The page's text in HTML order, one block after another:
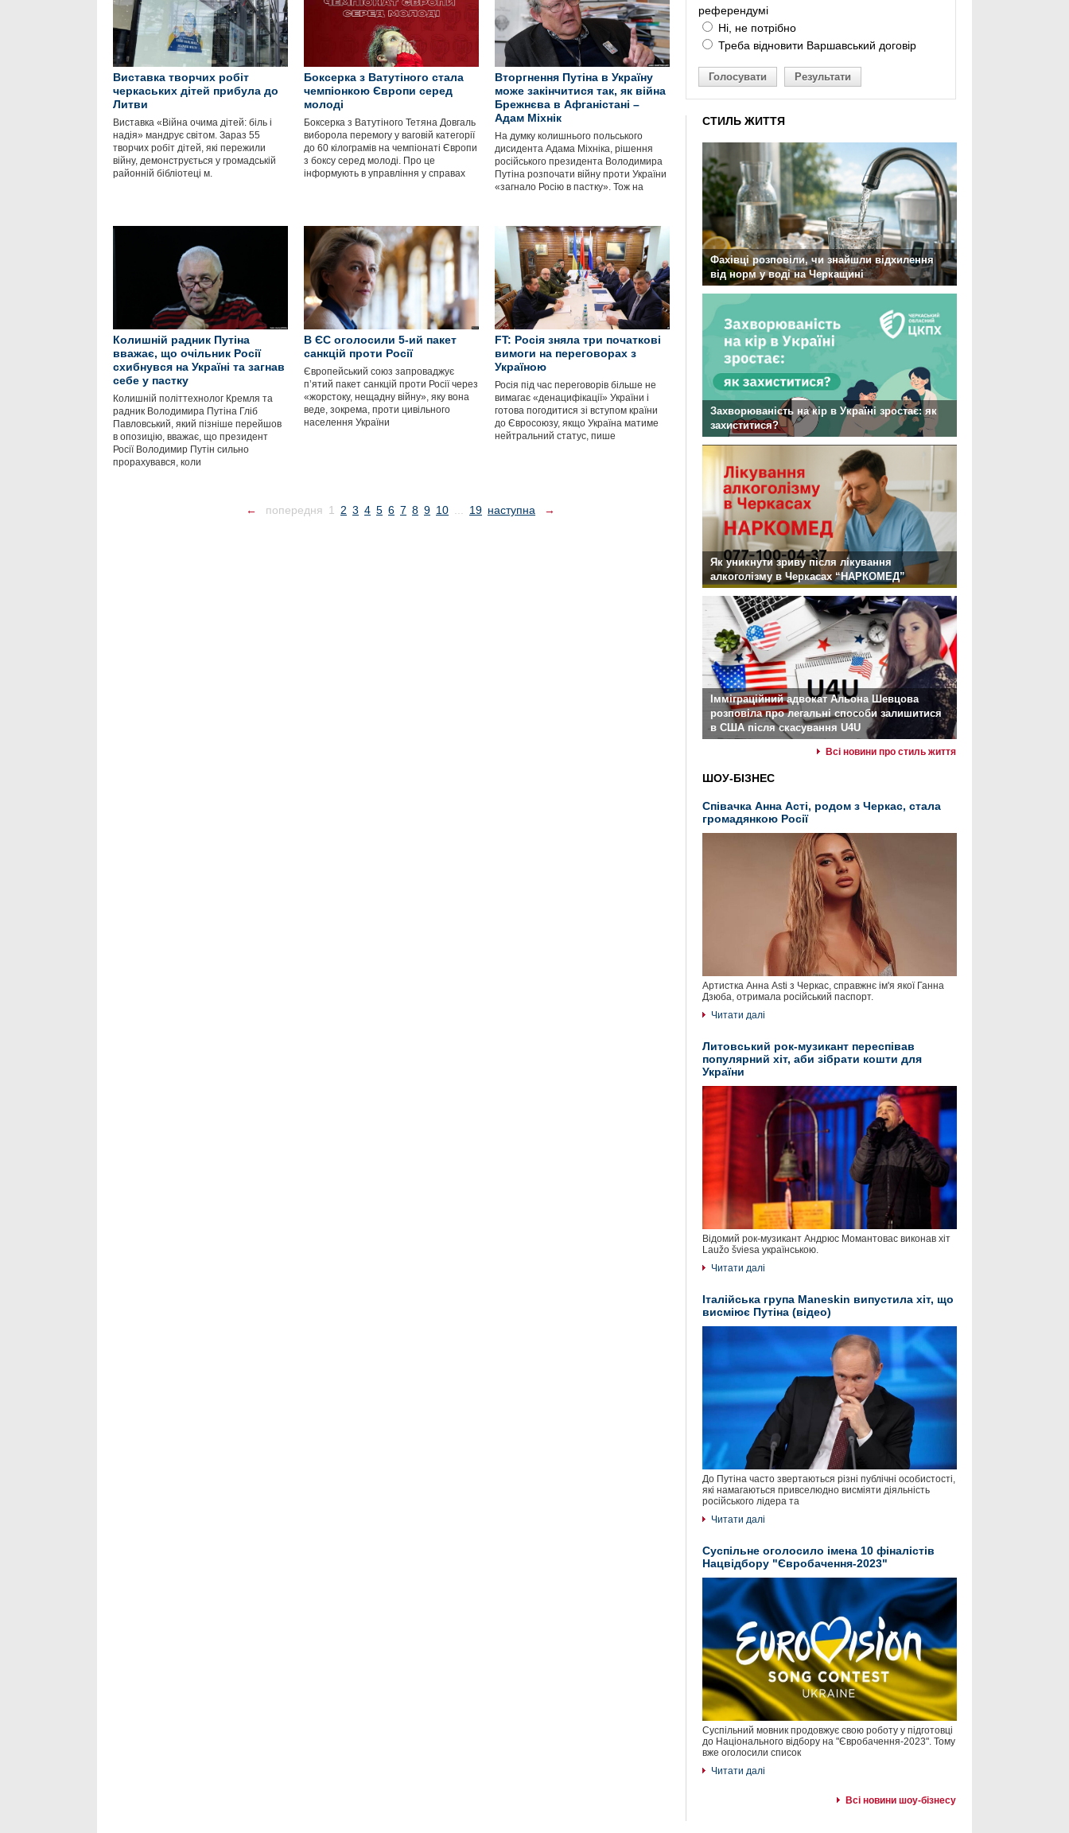
Виставка творчих робіт
черкаських дітей прибула до
Литви
Виставка «Війна очима дітей: біль і
надія» мандрує світом. Зараз 55
творчих робіт дітей, які пережили
війну, демонструється у громадській
районній бібліотеці м.
Боксерка з Ватутіного стала
чемпіонкою Європи серед
молоді
Боксерка з Ватутіного Тетяна Довгаль
виборола перемогу у ваговій категорії
до 60 кілограмів на чемпіонаті Європи
з боксу серед молоді. Про це
інформують в управління у справах
Вторгнення Путіна в Україну
може закінчитися так, як війна
Брежнєва в Афганістані –
Адам Міхнік
На думку колишнього польського
дисидента Адама Міхніка, рішення
російського президента Володимира
Путіна розпочати війну проти України
«загнало Росію в пастку». Тож на
Колишній радник Путіна
вважає, що очільник Росії
схибнувся на Україні та загнав
себе у пастку
Колишній політтехнолог Кремля та
радник Володимира Путіна Гліб
Павловський, який пізніше перейшов
в опозицію, вважає, що президент
Росії Володимир Путін сильно
прорахувався, коли
В ЄС оголосили 5-ий пакет
санкцій проти Росії
Європейський союз запроваджує
п’ятий пакет санкцій проти Росії через
«жорстоку, нещадну війну», яку вона
веде, зокрема, проти цивільного
населення України
FT: Росія зняла три початкові
вимоги на переговорах з
Україною
Росія під час переговорів більше не
вимагає «денацифікації» України і
готова погодитися зі вступом країни
до Євросоюзу, якщо Україна матиме
нейтральний статус, пише
← попередня 1 2 3 4 5 6 7 8 9 10 19 наступна →
референдумі
Ні, не потрібно
Треба відновити Варшавський договір
Голосувати Результати
СТИЛЬ ЖИТТЯ
Фахівці розповіли, чи знайшли відхилення
від норм у воді на Черкащині
Захворюваність на кір в Україні зростає: як
захиститися?
Як уникнути зриву після лікування
алкоголізму в Черкасах “НАРКОМЕД”
Імміграційний адвокат Альона Шевцова
розповіла про легальні способи залишитися
в США після скасування U4U
Всі новини про стиль життя
ШОУ-БІЗНЕС
Співачка Анна Асті, родом з Черкас, стала
громадянкою Росії
Артистка Анна Asti з Черкас, справжнє ім'я якої Ганна
Дзюба, отримала російський паспорт.
Читати далі
Литовський рок-музикант переспівав
популярний хіт, аби зібрати кошти для
України
Відомий рок-музикант Андрюс Момантовас виконав хіт
Laužo šviesa українською.
Читати далі
Італійська група Maneskin випустила хіт, що
висміює Путіна (відео)
До Путіна часто звертаються різні публічні особистості,
які намагаються привселюдно висміяти діяльність
російського лідера та
Читати далі
Суспільне оголосило імена 10 фіналістів
Нацвідбору "Євробачення-2023"
Суспільний мовник продовжує свою роботу у підготовці
до Національного відбору на "Євробачення-2023". Тому
вже оголосили список
Читати далі
Всі новини шоу-бізнесу